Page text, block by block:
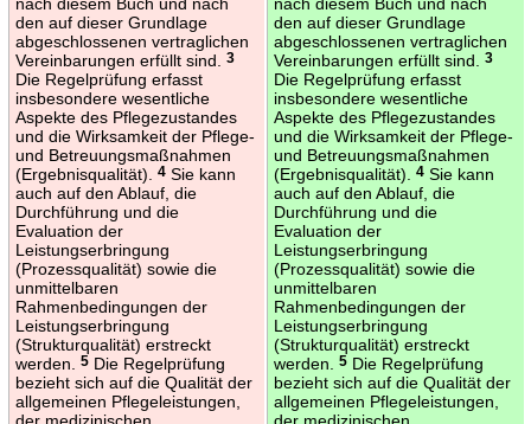
den auf dieser Grundlage
abgeschlossenen vertraglichen
Vereinbarungen erfüllt sind.
3
Die Regelprüfung erfasst
insbesondere wesentliche
Aspekte des Pflegezustandes
und die Wirksamkeit der Pflege-
und Betreuungsmaßnahmen
(Ergebnisqualität).
4Sie kann
auch auf den Ablauf, die
Durchführung und die
Evaluation der
Leistungserbringung
(Prozessqualität) sowie die
unmittelbaren
Rahmenbedingungen der
Leistungserbringung
(Strukturqualität) erstreckt
werden.
5Die Regelprüfung
bezieht sich auf die Qualität der
allgemeinen Pflegeleistungen,
der medizinischen
den auf dieser Grundlage
abgeschlossenen vertraglichen
Vereinbarungen erfüllt sind.
3
Die Regelprüfung erfasst
insbesondere wesentliche
Aspekte des Pflegezustandes
und die Wirksamkeit der Pflege-
und Betreuungsmaßnahmen
(Ergebnisqualität).
4Sie kann
auch auf den Ablauf, die
Durchführung und die
Evaluation der
Leistungserbringung
(Prozessqualität) sowie die
unmittelbaren
Rahmenbedingungen der
Leistungserbringung
(Strukturqualität) erstreckt
werden.
5Die Regelprüfung
bezieht sich auf die Qualität der
allgemeinen Pflegeleistungen,
der medizinischen